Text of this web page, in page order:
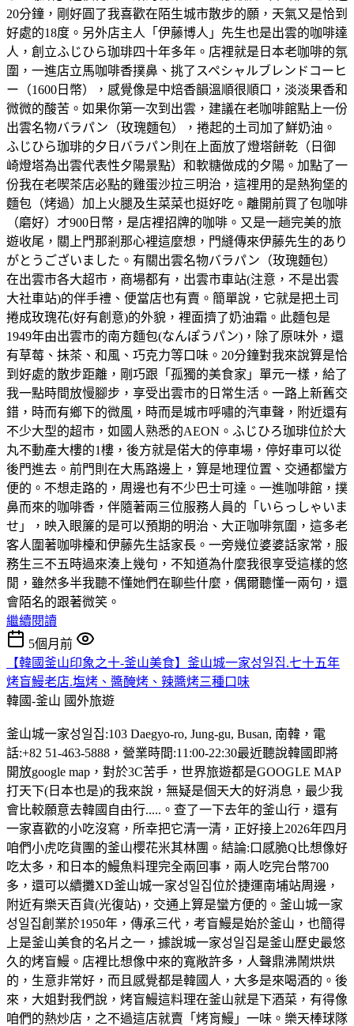
20分鐘，剛好圓了我喜歡在陌生城市散步的願，天氣又是恰到
好處的18度。另外店主人「伊藤博人」先生也是出雲的咖啡達
人，創立ふじひら珈琲四十年多年。店裡就是日本老咖啡的氛
圍，一進店立馬咖啡香撲鼻、挑了スペシャルブレンドコーヒ
ー（1600日幣），感覺像是中焙香韻溫順很順口，淡淡果香和
微微的酸苦。如果你第一次到出雲，建議在老咖啡館點上一份
出雲名物バラパン（玫瑰麵包），捲起的土司加了鮮奶油。
ふじひら珈琲的夕日バラパン則在上面放了燈塔餅乾（日御
崎燈塔為出雲代表性夕陽景點）和軟糖做成的夕陽。加點了一
份我在老喫茶店必點的雞蛋沙拉三明治，這𥚃用的是熱狗堡的
麵包（烤過）加上火腿及生菜菜也挺好吃。離開前買了包咖啡
（磨好）才900日幣，是店裡招牌的咖啡。又是一趟完美的旅
遊收尾，關上門那剎那心裡這麼想，門縫傳來伊藤先生的あり
がとうございました。有關出雲名物バラパン（玫瑰麵包）
在出雲市各大超市，商場都有，出雲市車站(注意，不是出雲
大社車站)的伴手禮、便當店也有賣。簡單說，它就是把土司
捲成玫瑰花(好有創意)的外貌，裡面擠了奶油霜。此麵包是
1949年由出雲市的南方麵包(なんぽうパン)，除了原味外，還
有草莓、抹茶、和風、巧克力等口味。20分鐘對我來說算是恰
到好處的散步距離，剛巧跟「孤獨的美食家」單元一樣，給了
我一點時間放慢腳步，享受出雲市的日常生活。一路上新舊交
錯，時而有鄉下的微風，時而是城市呼嘯的汽車聲，附近還有
不少大型的超市，如國人熟悉的AEON。ふじひろ珈琲位於大
丸不動產大樓的1樓，後方就是偌大的停車場，停好車可以從
後門進去。前門則在大馬路邊上，算是地理位置、交通都蠻方
便的。不想走路的，周邊也有不少巴士可達。一進咖啡館，撲
鼻而來的咖啡香，伴隨著兩三位服務人員的「いらっしゃいま
せ」，映入眼簾的是可以預期的明治、大正咖啡氛圍，這多老
客人圍著咖啡檯和伊藤先生話家長。一旁幾位婆婆話家常，服
務生三不五時過來湊上幾句，不知道為什麼我很享受這樣的悠
閒，雖然多半我聽不懂她們在聊些什麼，偶爾聽懂一兩句，還
會陌名的跟著微笑。
繼續閱讀
5個月前
【韓國釜山印象之十-釜山美食】釜山城一家성일집.七十五年
烤盲鰻老店.塩烤、醬醃烤、辣醬烤三種口味
韓國-釜山 國外旅遊
釜山城一家성일집:103 Daegyo-ro, Jung-gu, Busan, 南韓，電
話:+82 51-463-5888，營業時間:11:00-22:30最近聽說韓國即將
開放google map，對於3C苦手，世界旅遊都是GOOGLE MAP
打天下(日本也是)的我來說，無疑是個天大的好消息，最少我
會比較願意去韓國自由行.....。查了一下去年的釜山行，還有
一家喜歡的小吃沒寫，所幸把它清一清，正好接上2026年四月
咱們小虎吃貨團的釜山櫻花米其林團。結論:口感脆Q比想像好
吃太多，和日本的鰻魚料理完全兩回事，兩人吃完台幣700
多，還可以續攤XD釜山城一家성일집位於捷運南埔站周邊，
附近有樂天百貨(光復站)，交通上算是蠻方便的。釜山城一家
성일집創業於1950年，傳承三代，考盲鰻是始於釜山，也簡得
上是釜山美食的名片之一，據說城一家성일집是釜山歷史最悠
久的烤盲鰻。店裡比想像中來的寬敞許多，人聲鼎沸鬧烘烘
的，生意非常好，而且感覺都是韓國人，大多是來喝酒的。後
來，大姐對我們說，烤盲鰻這料理在釜山就是下酒菜，有得像
咱們的熱炒店，之不過這店就賣「烤肓鰻」一味。樂天棒球隊